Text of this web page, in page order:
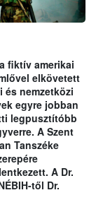
fiktív amerikai
elkövetett
és nemzetközi
egyre jobban
legpusztítóbb
A Szent
Tanszéke
A Dr.
től Dr.